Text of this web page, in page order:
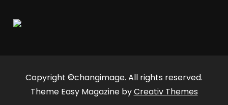
Copyright ©changimage. All rights reserved.
Theme Easy Magazine byCreativ Themes